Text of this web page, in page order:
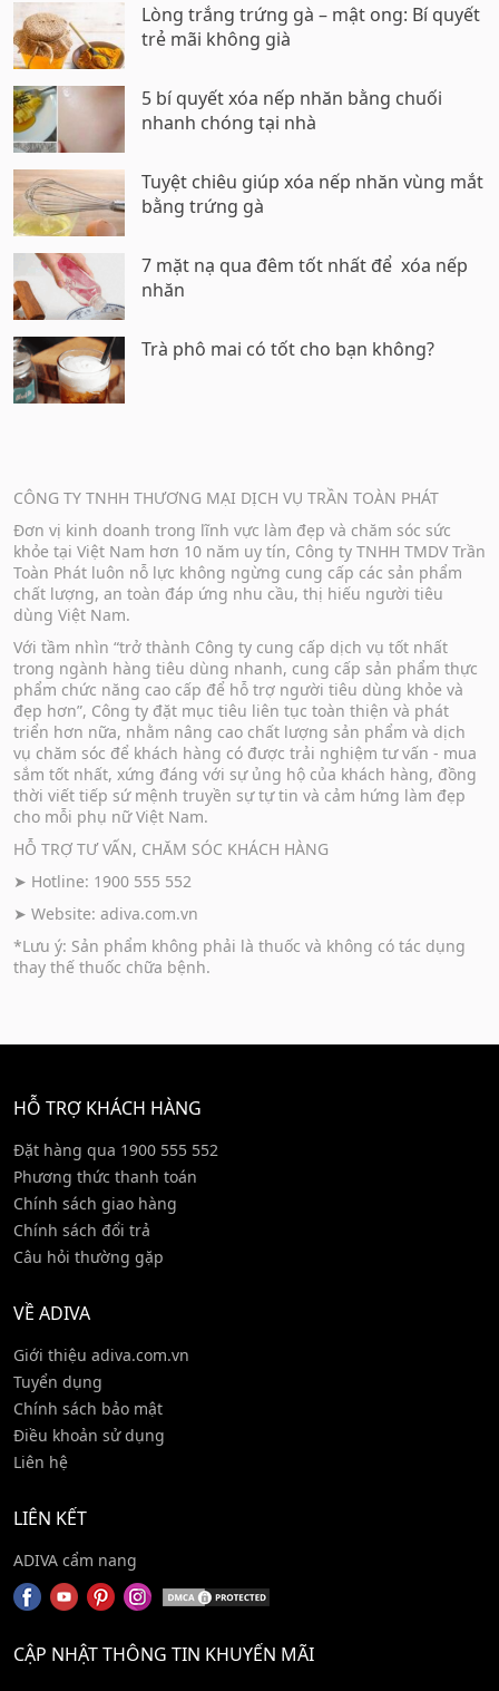
Lòng trắng trứng gà – mật ong: Bí quyết
trẻ mãi không già
5 bí quyết xóa nếp nhăn bằng chuối
nhanh chóng tại nhà
Tuyệt chiêu giúp xóa nếp nhăn vùng mắt
bằng trứng gà
7 mặt nạ qua đêm tốt nhất để xóa nếp
nhăn
Trà phô mai có tốt cho bạn không?
CÔNG TY TNHH THƯƠNG MẠI DỊCH VỤ TRẦN TOÀN PHÁT
Đơn vị kinh doanh trong lĩnh vực làm đẹp và chăm sóc sức
khỏe tại Việt Nam hơn 10 năm uy tín, Công ty TNHH TMDV Trần
Toàn Phát luôn nỗ lực không ngừng cung cấp các sản phẩm
chất lượng, an toàn đáp ứng nhu cầu, thị hiếu người tiêu
dùng Việt Nam.
Với tầm nhìn “trở thành Công ty cung cấp dịch vụ tốt nhất
trong ngành hàng tiêu dùng nhanh, cung cấp sản phẩm thực
phẩm chức năng cao cấp để hỗ trợ người tiêu dùng khỏe và
đẹp hơn”, Công ty đặt mục tiêu liên tục toàn thiện và phát
triển hơn nữa, nhằm nâng cao chất lượng sản phẩm và dịch
vụ chăm sóc để khách hàng có được trải nghiệm tư vấn - mua
sắm tốt nhất, xứng đáng với sự ủng hộ của khách hàng, đồng
thời viết tiếp sứ mệnh truyền sự tự tin và cảm hứng làm đẹp
cho mỗi phụ nữ Việt Nam.
HỖ TRỢ TƯ VẤN, CHĂM SÓC KHÁCH HÀNG
➤ Hotline: 1900 555 552
➤ Website: adiva.com.vn
*Lưu ý: Sản phẩm không phải là thuốc và không có tác dụng
thay thế thuốc chữa bệnh.
HỖ TRỢ KHÁCH HÀNG
Đặt hàng qua 1900 555 552
Phương thức thanh toán
Chính sách giao hàng
Chính sách đổi trả
Câu hỏi thường gặp
VỀ ADIVA
Giới thiệu adiva.com.vn
Tuyển dụng
Chính sách bảo mật
Điều khoản sử dụng
Liên hệ
LIÊN KẾT
ADIVA cẩm nang
CẬP NHẬT THÔNG TIN KHUYẾN MÃI